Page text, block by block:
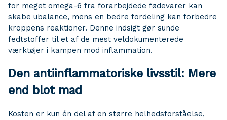
for meget omega-6 fra forarbejdede fødevarer kan
skabe ubalance, mens en bedre fordeling kan forbedre
kroppens reaktioner. Denne indsigt gør sunde
fedtstoffer til et af de mest veldokumenterede
værktøjer i kampen mod inflammation.
Den antiinflammatoriske livsstil: Mere
end blot mad
Kosten er kun én del af en større helhedsforståelse,